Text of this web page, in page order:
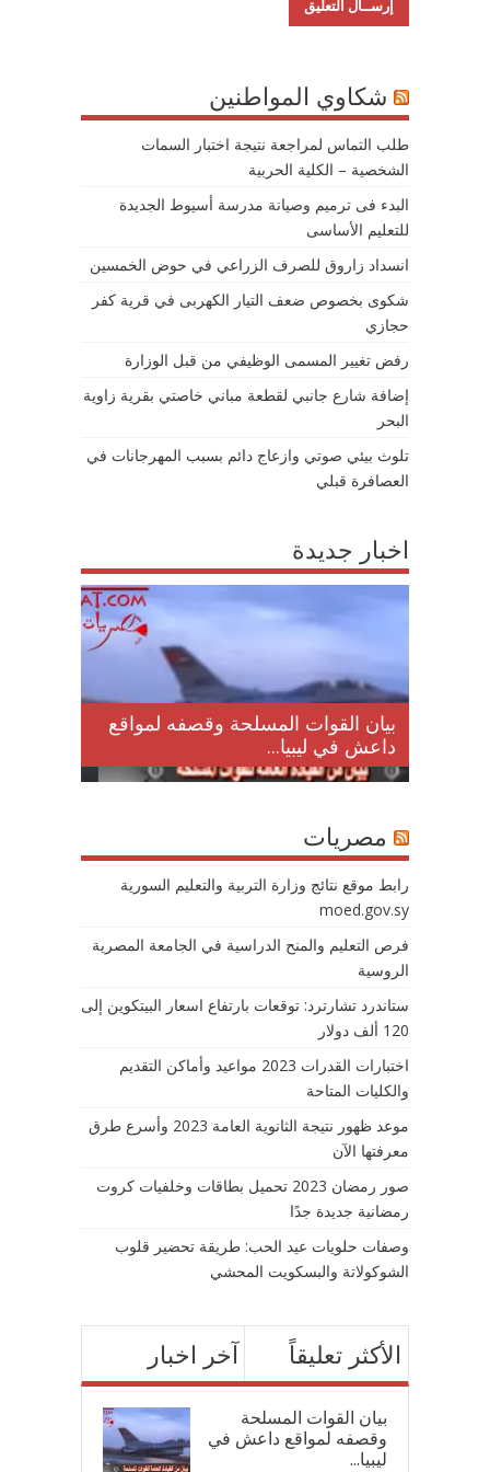
شكاوي المواطنين
طلب التماس لمراجعة نتيجة اختبار السمات
الشخصية – الكلية الحربية
البدء فى ترميم وصيانة مدرسة أسيوط الجديدة
للتعليم الأساسى
انسداد زاروق للصرف الزراعي في حوض الخمسين
شكوى بخصوص ضعف التيار الكهربى في قرية كفر
حجازي
رفض تغيير المسمى الوظيفي من قبل الوزارة
إضافة شارع جانبي لقطعة مباني خاصتي بقرية زاوية
البحر
تلوث بيئي صوتي وازعاج دائم بسبب المهرجانات في
العصافرة قبلي
اخبار جديدة
بيان القوات المسلحة وقصفه لمواقع
داعش في ليبيا...
مصريات
رابط موقع نتائج وزارة التربية والتعليم السورية
moed.gov.sy
فرص التعليم والمنح الدراسية في الجامعة المصرية
الروسية
ستاندرد تشارترد: توقعات بارتفاع اسعار البيتكوين إلى
120 ألف دولار
اختبارات القدرات 2023 مواعيد وأماكن التقديم
والكليات المتاحة
موعد ظهور نتيجة الثانوية العامة 2023 وأسرع طرق
معرفتها الآن
صور رمضان 2023 تحميل بطاقات وخلفيات كروت
رمضانية جديدة جدًا
وصفات حلويات عيد الحب: طريقة تحضير قلوب
الشوكولاتة والبسكويت المحشي
آخر اخبار الأكثر تعليقاً
بيان القوات المسلحة
وقصفه لمواقع داعش في
ليبيا...